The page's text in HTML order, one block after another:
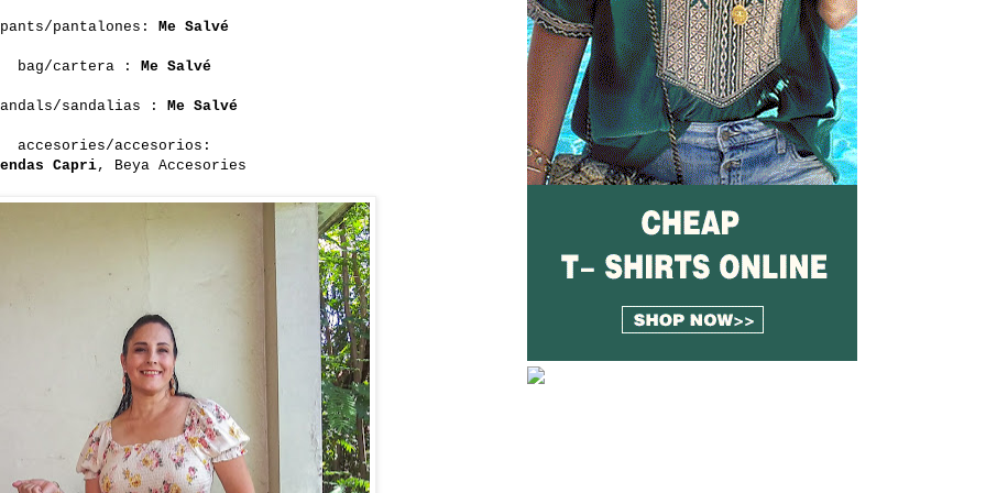
pants/pantalones: Me Salvé
bag/cartera : Me Salvé
sandalias : Me Salvé
accesories/accesorios:
Capri, Beya Accesories